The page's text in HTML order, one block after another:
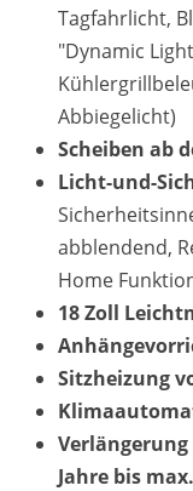
Tagfahrlicht,
"Dynamic
Abbiegelicht)
Scheiben ab
Licht-und-
abblendend,
Home
18 Zoll
Sitzheizung
Jahre bis